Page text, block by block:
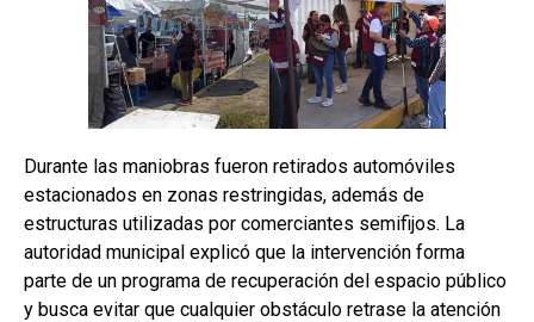
Durante las maniobras fueron retirados automóviles
estacionados en zonas restringidas, además de
estructuras utilizadas por comerciantes semifijos. La
autoridad municipal explicó que la intervención forma
parte de un programa de recuperación del espacio público
y busca evitar que cualquier obstáculo retrase la atención